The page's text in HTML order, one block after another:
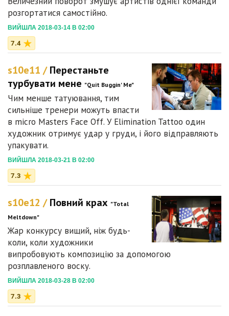
розгортатися самостійно.
ВИЙШЛА 2018-03-14 В 02:00
7.4
s10e11 /Перестаньте
турбувати мене "Quit Buggin' Me"
Чим менше татуювання, тим
сильніше тренери можуть впасти
в micro Masters Face Off. У Elimination Tattoo один
художник отримує удар у груди, і його відправляють
упакувати.
ВИЙШЛА 2018-03-21 В 02:00
7.3
s10e12 /Повний крах "Total
Meltdown"
Жар конкурсу вищий, ніж будь-
коли, коли художники
випробовують композицію за допомогою
розплавленого воску.
ВИЙШЛА 2018-03-28 В 02:00
7.3